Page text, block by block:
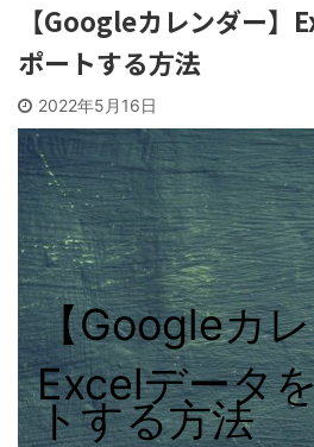
【Googleカレンダー】
ポートする方法
2022年5月16日
【Googleカ
Excelデータ
トする方法